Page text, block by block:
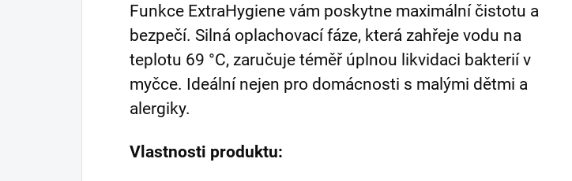
Funkce ExtraHygiene vám poskytne maximální čistotu a
bezpečí. Silná oplachovací fáze, která zahřeje vodu na
teplotu 69 °C, zaručuje téměř úplnou likvidaci bakterií v
myčce. Ideální nejen pro domácnosti s malými dětmi a
alergiky.
Vlastnosti produktu: